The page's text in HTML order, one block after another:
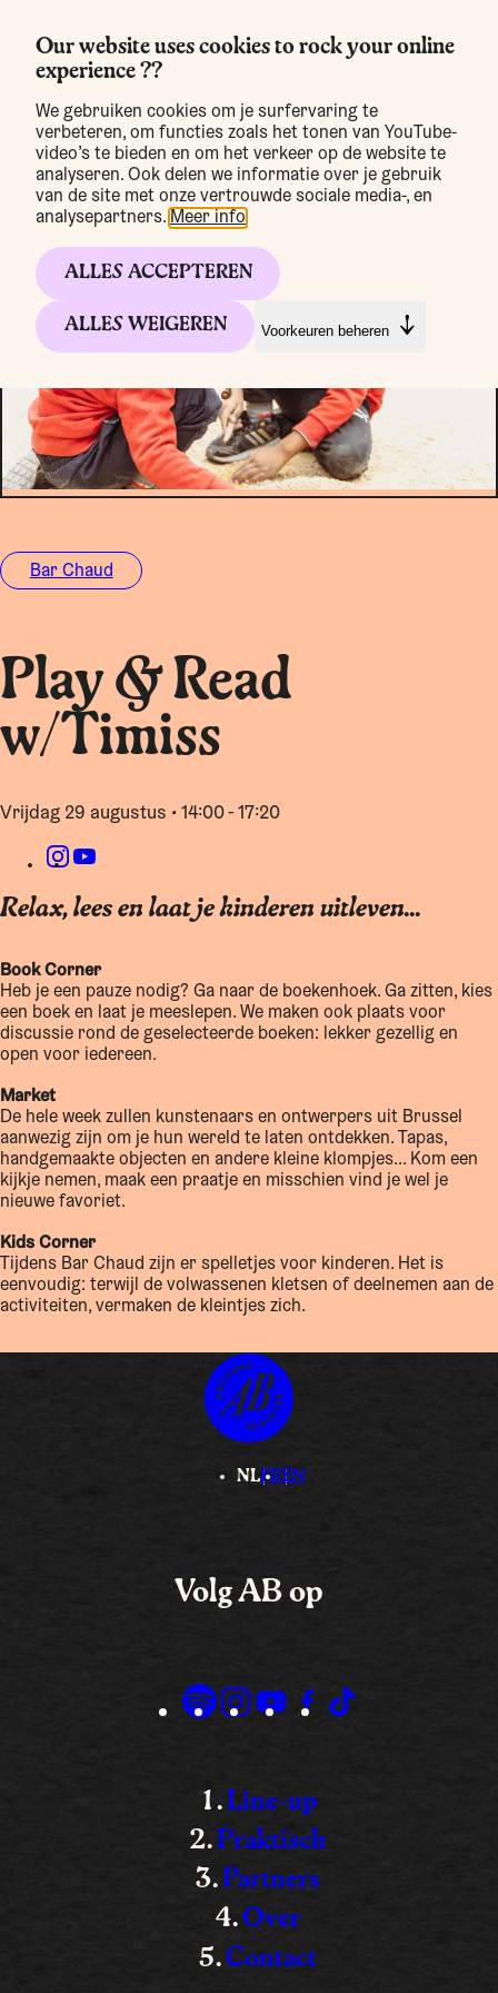
Our website uses cookies to rock your online
experience ??
We gebruiken cookies om je surfervaring te
verbeteren, om functies zoals het tonen van YouTube-
video’s te bieden en om het verkeer op de website te
analyseren. Ook delen we informatie over je gebruik
van de site met onze vertrouwde sociale media-, en
analysepartners. Meer info
ALLES ACCEPTEREN
ALLES WEIGEREN Voorkeuren beheren
Bar Chaud
Play & Read
w/Timiss
vrijdag 29 augustus • 14:00 - 17:20
Relax, lees en laat je kinderen uitleven...
Book Corner
Heb je een pauze nodig? Ga naar de boekenhoek. Ga zitten, kies
een boek en laat je meeslepen. We maken ook plaats voor
discussie rond de geselecteerde boeken: lekker gezellig en
open voor iedereen.
Market
De hele week zullen kunstenaars en ontwerpers uit Brussel
aanwezig zijn om je hun wereld te laten ontdekken. Tapas,
handgemaakte objecten en andere kleine klompjes... Kom een
kijkje nemen, maak een praatje en misschien vind je wel je
nieuwe favoriet.
Kids Corner
Tijdens Bar Chaud zijn er spelletjes voor kinderen. Het is
eenvoudig: terwijl de volwassenen kletsen of deelnemen aan de
activiteiten, vermaken de kleintjes zich.
NLFREN
Volg AB op
Line-up
Praktisch
Partners
Over
Contact